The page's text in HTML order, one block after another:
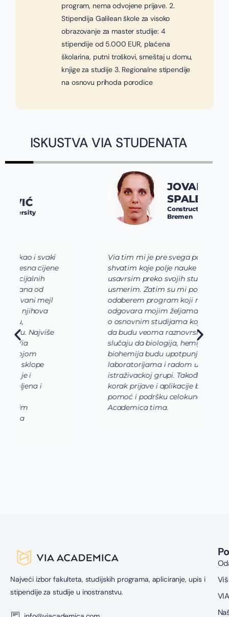
program, nema odvojene prijave. 2.
Stipendija Galilean škole za visoko
obrazovanje za master studije: 4
stipendije od 5.000 EUR, plaćena
školarina, putni troškovi, smeštaj u domu,
knjige za studije 3. Regionalne stipendije
na osnovu prihoda porodice
ISKUSTVA VIA STUDENATA
Via tim mi je pre svega pomogao da
shvatim koje polje nauke želim da
usavrsim preko svojih studija i da se
usmerim. Zatim su mi pomogli da
odaberem program koji najviše
odgovara mojim željama i zamislima
o osnovnim studijama koje bi trebalo
da budu veoma raznovrsne, u mom
slučaju da biologija, hemija i
biohemija budu upotpunjene
laboratorijama i radom u
istraživackoj grupi. Takođe, svaki
korak prijave i aplikacije bio je uz
pomoć i podršku celokunog Via
JOVANA
SPALEVIĆ
Constructor University
Bremen
Najveći izbor fakulteta, studijskih programa, apliciranje, upis i
stipendije za studije u inostranstvu.